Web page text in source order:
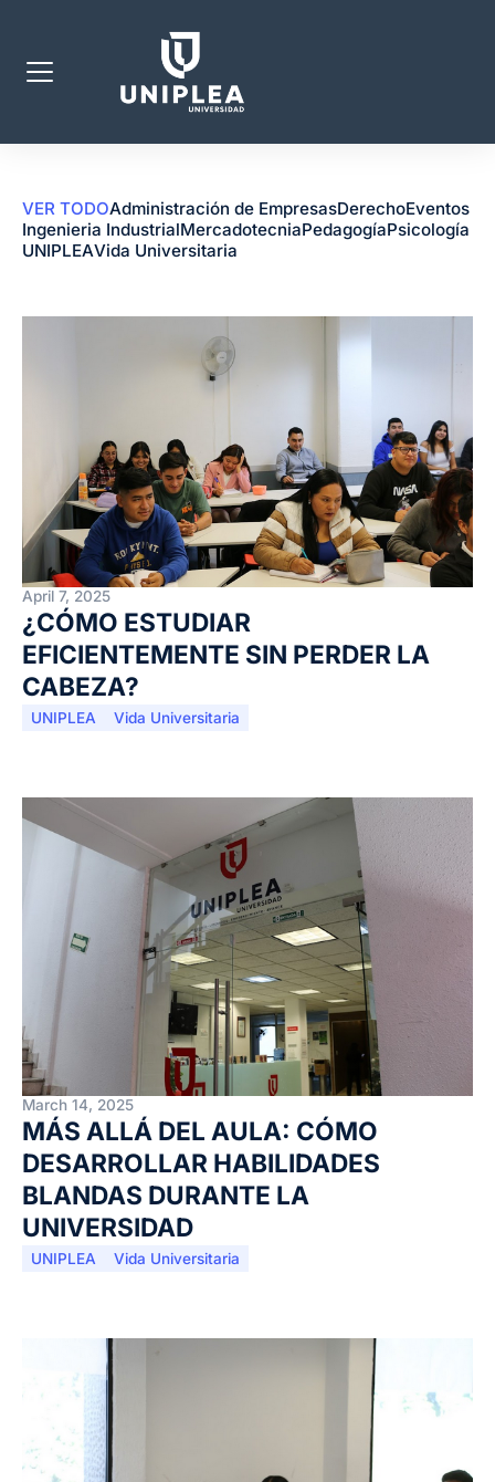
VER TODOAdministración de EmpresasDerechoEventos
Ingenieria IndustrialMercadotecniaPedagogíaPsicología
UNIPLEAVida Universitaria
April 7, 2025
¿CÓMO ESTUDIAR
EFICIENTEMENTE SIN PERDER LA
CABEZA?
UNIPLEA Vida Universitaria
March 14, 2025
MÁS ALLÁ DEL AULA: CÓMO
DESARROLLAR HABILIDADES
BLANDAS DURANTE LA
UNIVERSIDAD
UNIPLEA Vida Universitaria